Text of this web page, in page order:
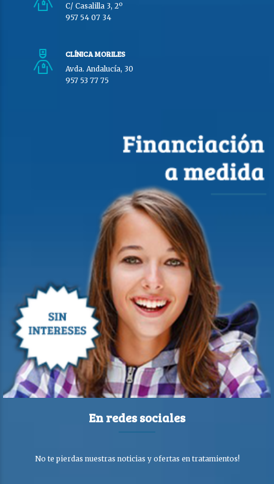
C/ Casalilla 3, 2º
957 54 07 34
CLÍNICA MORILES
Avda. Andalucía, 30
957 53 77 75
En redes sociales
No te pierdas nuestras noticias y ofertas en tratamientos!